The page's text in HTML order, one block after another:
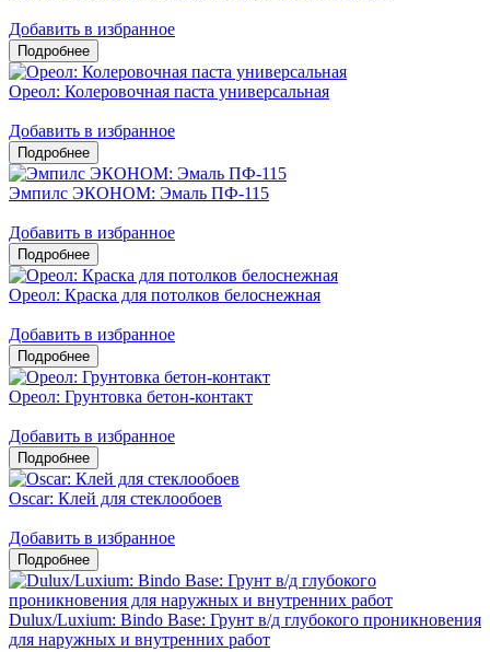
Добавить в избранное
Ореол: Колеровочная паста универсальная
Добавить в избранное
Эмпилс ЭКОНОМ: Эмаль ПФ-115
Добавить в избранное
Ореол: Краска для потолков белоснежная
Добавить в избранное
Ореол: Грунтовка бетон-контакт
Добавить в избранное
Oscar: Клей для стеклообоев
Добавить в избранное
Dulux/Luxium: Bindo Base: Грунт в/д глубокого проникновения
для наружных и внутренних работ